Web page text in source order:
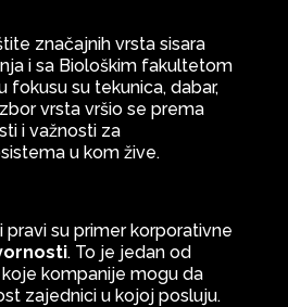
značajnih vrsta sisara
i sa Biološkim fakultetom
fokusu su tekunica, dabar,
vrsta vršio se prema
i važnosti za
u kom žive.
pravi su primer korporativne
. To je jedan od
kompanije mogu da
zajednici u kojoj posluju.